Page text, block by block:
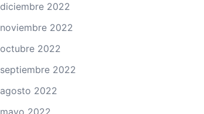
diciembre 2022
noviembre 2022
octubre 2022
septiembre 2022
agosto 2022
mayo 2022